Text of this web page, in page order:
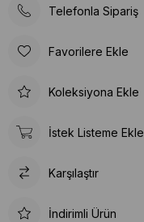
Telefonla Sipariş
Favorilere Ekle
Koleksiyona Ekle
İstek Listeme Ekle
Karşılaştır
İndirimli Ürün